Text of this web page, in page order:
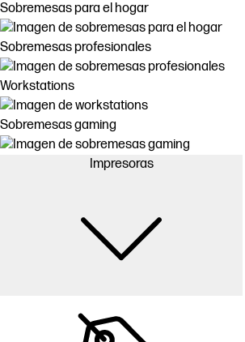
Sobremesas para el hogar
Sobremesas profesionales
Workstations
Sobremesas gaming
Impresoras